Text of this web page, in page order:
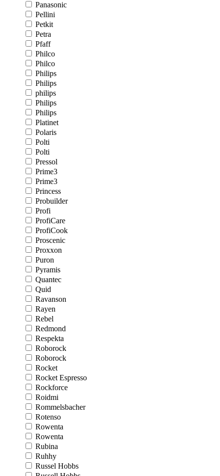
Panasonic
Pellini
Petkit
Petra
Pfaff
Philco
Philco
Philips
Philips
philips
Philips
Philips
Platinet
Polaris
Polti
Polti
Pressol
Prime3
Prime3
Princess
Probuilder
Profi
ProfiCare
ProfiCook
Proscenic
Proxxon
Puron
Pyramis
Quantec
Quid
Ravanson
Rayen
Rebel
Redmond
Respekta
Roborock
Roborock
Rocket
Rocket Espresso
Rockforce
Roidmi
Rommelsbacher
Rotenso
Rowenta
Rowenta
Rubina
Ruhhy
Russel Hobbs